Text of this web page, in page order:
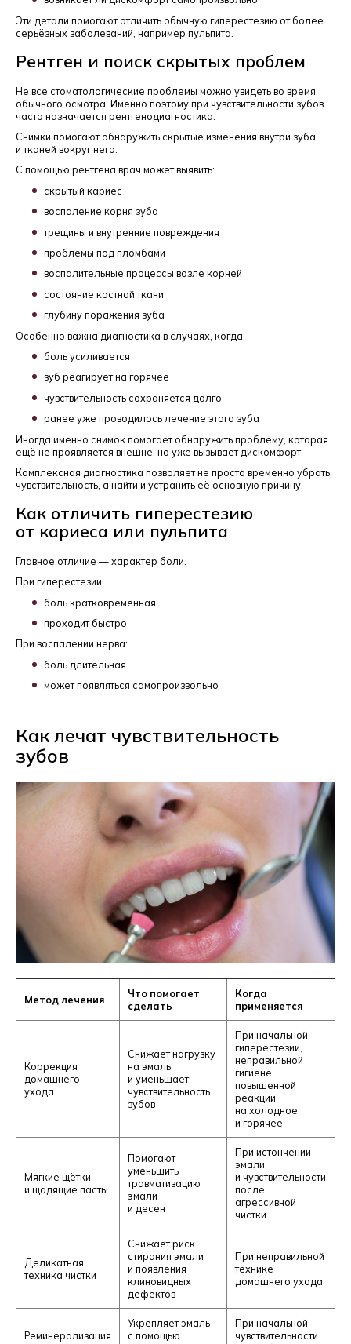
Эти детали помогают отличить обычную гиперестезию от более
серьёзных заболеваний, например пульпита.
Рентген и поиск скрытых проблем
Не все стоматологические проблемы можно увидеть во время
обычного осмотра. Именно поэтому при чувствительности зубов
часто назначается рентгенодиагностика.
Снимки помогают обнаружить скрытые изменения внутри зуба
и тканей вокруг него.
С помощью рентгена врач может выявить:
скрытый кариес
воспаление корня зуба
трещины и внутренние повреждения
проблемы под пломбами
воспалительные процессы возле корней
состояние костной ткани
глубину поражения зуба
Особенно важна диагностика в случаях, когда:
боль усиливается
зуб реагирует на горячее
чувствительность сохраняется долго
ранее уже проводилось лечение этого зуба
Иногда именно снимок помогает обнаружить проблему, которая
ещё не проявляется внешне, но уже вызывает дискомфорт.
Комплексная диагностика позволяет не просто временно убрать
чувствительность, а найти и устранить её основную причину.
Как отличить гиперестезию
от кариеса или пульпита
Главное отличие — характер боли.
При гиперестезии:
боль кратковременная
проходит быстро
При воспалении нерва:
боль длительная
может появляться самопроизвольно
Как лечат чувствительность
зубов
Метод лечения
Что помогает
сделать
Когда
применяется
Коррекция
домашнего
ухода
Снижает нагрузку
на эмаль
и уменьшает
чувствительность
зубов
При начальной
гиперестезии,
неправильной
гигиене,
повышенной
реакции
на холодное
и горячее
Мягкие щётки
и щадящие пасты
Помогают
уменьшить
травматизацию
эмали
и десен
При истончении
эмали
и чувствительности
после
агрессивной
чистки
Деликатная
техника чистки
Снижает риск
стирания эмали
и появления
клиновидных
дефектов
При неправильной
технике
домашнего ухода
Реминерализация
Укрепляет эмаль
с помощью
При начальной
чувствительности